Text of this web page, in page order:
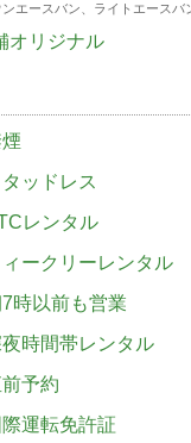
エースバン、ライトエースバ
オリジナル
ッドレス
レンタル
ークリーレンタル
時以前も営業
時間帯レンタル
予約
運転免許証